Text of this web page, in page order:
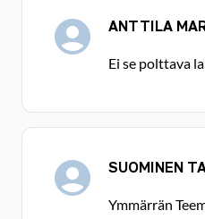
ANTTILA
Ei se polttava
SUOMINEN
Ymmärrän